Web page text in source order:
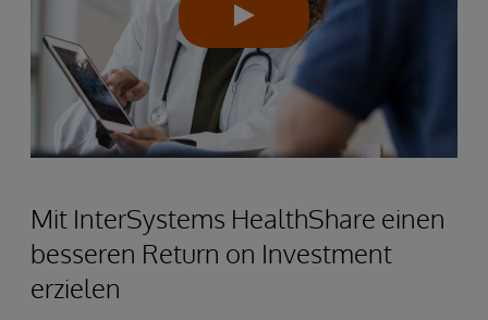
Mit InterSystems HealthShare einen
besseren Return on Investment
erzielen